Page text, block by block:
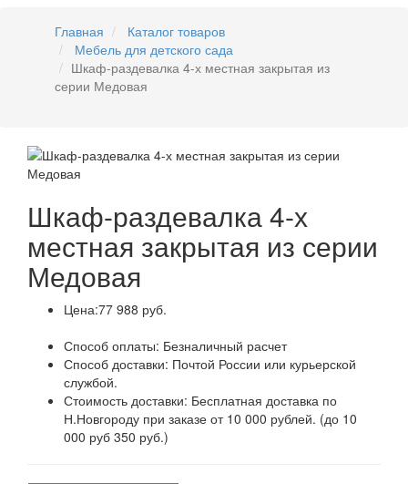
Главная
Каталог товаров
Мебель для детского сада
Шкаф-раздевалка 4-х местная закрытая из
серии Медовая
Шкаф-раздевалка 4-х
местная закрытая из серии
Медовая
Цена:77 988 руб.
Способ оплаты: Безналичный расчет
Способ доставки: Почтой России или курьерской
службой.
Стоимость доставки: Бесплатная доставка по
Н.Новгороду при заказе от 10 000 рублей. (до 10
000 руб 350 руб.)